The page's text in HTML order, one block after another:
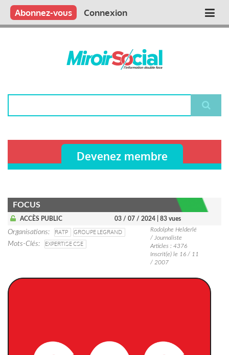
Aller
contenu
Main
Qui sommes nous ?
Vous publiez
Nous publions
Contactez-nous
Abonnez-vous Connexion
Devenez membre
FOCUS
ACCÈS PUBLIC 03 / 07 / 2024 | 83 vues
Organisations RATP
GROUPE LEGRAND
Mots-Clés
EXPERTISE CSE
Rodolphe Helderlé
/ Journaliste
Articles : 4376
Inscrit(e) le 16 / 11
/ 2007